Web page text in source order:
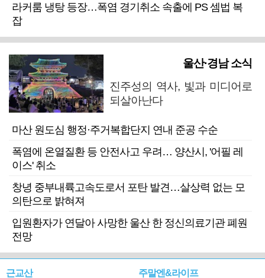
라커룸 냉탕 등장…폭염 경기취소 속출에 PS 셈법 복
잡
울산·경남 소식
진주성의 역사, 빛과 미디어로
되살아난다
마산 원도심 행정·주거복합단지 연내 준공 수순
폭염에 온열질환 등 안전사고 우려… 양산시, '어필 레
이스' 취소
창녕 중부내륙고속도로서 포탄 발견…살상력 없는 모
의탄으로 밝혀져
입원환자가 연달아 사망한 울산 한 정신의료기관 폐원
전망
근교산 주말엔&라이프